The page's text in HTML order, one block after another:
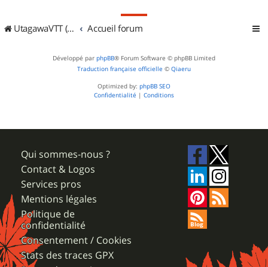
UtagawaVTT (Randos VTT et VTTAE avec traces GPS) Accueil forum
Développé par phpBB® Forum Software © phpBB Limited
Traduction française officielle © Qiaeru
Optimized by: phpBB SEO
Confidentialité | Conditions
Qui sommes-nous ?
Contact & Logos
Services pros
Mentions légales
Politique de
confidentialité
Consentement / Cookies
Stats des traces GPX